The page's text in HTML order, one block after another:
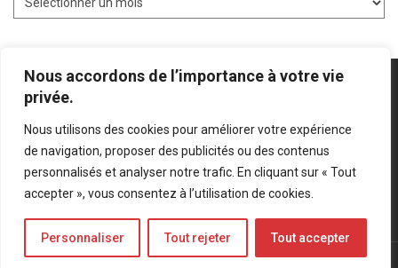
Nous accordons de l’importance à votre vie
privée.
Nous utilisons des cookies pour améliorer votre expérience
de navigation, proposer des publicités ou des contenus
personnalisés et analyser notre trafic. En cliquant sur « Tout
accepter », vous consentez à l’utilisation de cookies.
Personnaliser Tout rejeter Tout accepter
Mentions légales Politique de confidentialité
Bluesky
LinkedIn
Twitter
© Forces Operations Blog - 2022